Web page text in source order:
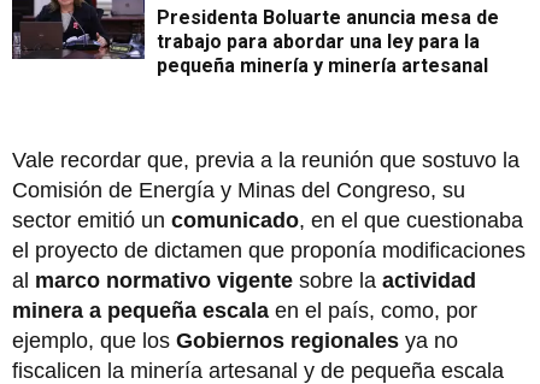
Presidenta Boluarte anuncia mesa de
trabajo para abordar una ley para la
pequeña minería y minería artesanal
Vale recordar que, previa a la reunión que sostuvo la
Comisión de Energía y Minas del Congreso, su
sector emitió un comunicado, en el que cuestionaba
el proyecto de dictamen que proponía modificaciones
al marco normativo vigente sobre la actividad
minera a pequeña escala en el país, como, por
ejemplo, que los Gobiernos regionales ya no
fiscalicen la minería artesanal y de pequeña escala